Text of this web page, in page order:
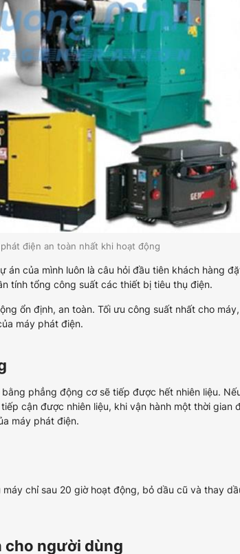
điện an toàn nhất khi hoạt động
của mình luôn là câu hỏi đầu tiên khách hàng
tính tổng công suất các thiết bị tiêu thụ điện.
ổn định, an toàn. Tối ưu công suất nhất cho máy,
máy phát điện.
phẳng động cơ sẽ tiếp được hết nhiên liệu.
cận được nhiên liệu, khi vận hành một thời gian
máy phát điện.
chỉ sau 20 giờ hoạt động, bỏ dầu cũ và thay
cho người dùng